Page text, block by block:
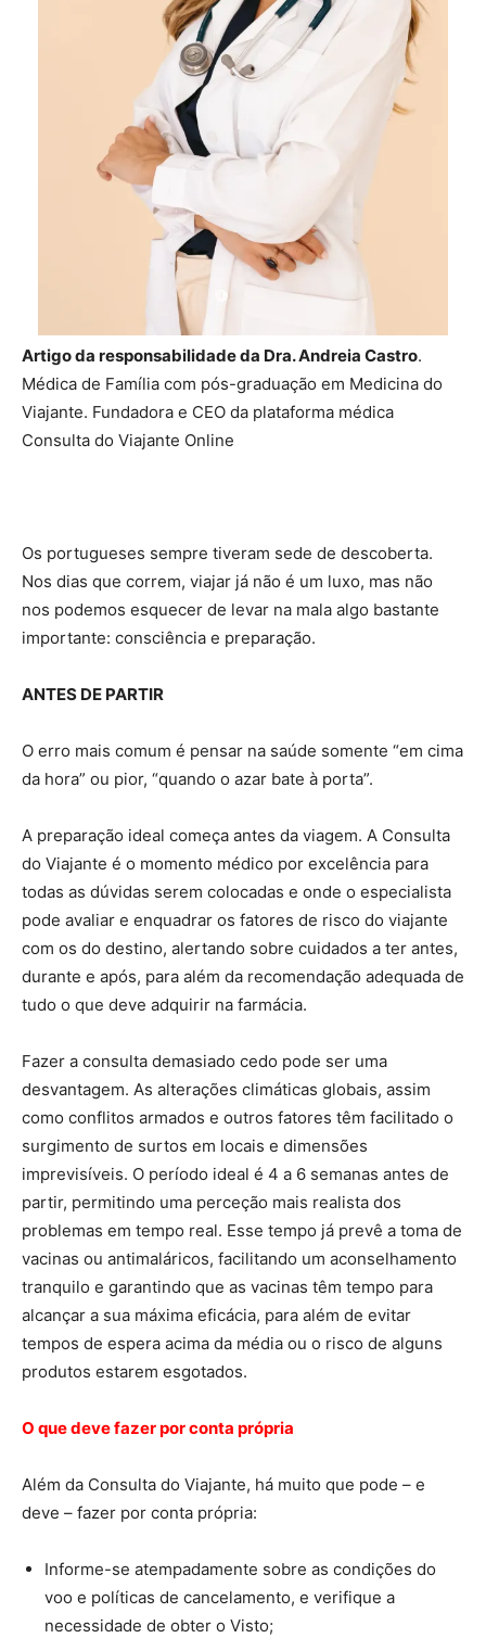
Artigo da responsabilidade da Dra. Andreia Castro.
Médica de Família com pós-graduação em Medicina do
Viajante. Fundadora e CEO da plataforma médica
Consulta do Viajante Online
Os portugueses sempre tiveram sede de descoberta.
Nos dias que correm, viajar já não é um luxo, mas não
nos podemos esquecer de levar na mala algo bastante
importante: consciência e preparação.
ANTES DE PARTIR
O erro mais comum é pensar na saúde somente “em cima
da hora” ou pior, “quando o azar bate à porta”.
A preparação ideal começa antes da viagem. A Consulta
do Viajante é o momento médico por excelência para
todas as dúvidas serem colocadas e onde o especialista
pode avaliar e enquadrar os fatores de risco do viajante
com os do destino, alertando sobre cuidados a ter antes,
durante e após, para além da recomendação adequada de
tudo o que deve adquirir na farmácia.
Fazer a consulta demasiado cedo pode ser uma
desvantagem. As alterações climáticas globais, assim
como conflitos armados e outros fatores têm facilitado o
surgimento de surtos em locais e dimensões
imprevisíveis. O período ideal é 4 a 6 semanas antes de
partir, permitindo uma perceção mais realista dos
problemas em tempo real. Esse tempo já prevê a toma de
vacinas ou antimaláricos, facilitando um aconselhamento
tranquilo e garantindo que as vacinas têm tempo para
alcançar a sua máxima eficácia, para além de evitar
tempos de espera acima da média ou o risco de alguns
produtos estarem esgotados.
O que deve fazer por conta própria
Além da Consulta do Viajante, há muito que pode – e
deve – fazer por conta própria:
Informe-se atempadamente sobre as condições do
voo e políticas de cancelamento, e verifique a
necessidade de obter o Visto;